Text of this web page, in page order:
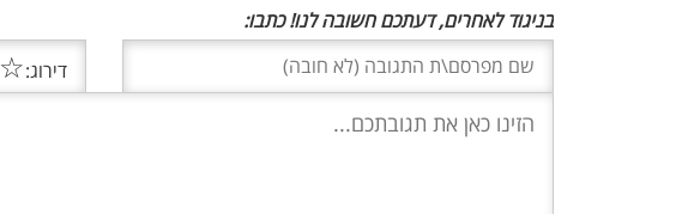
בניגוד לאחרים, דעתכם חשובה לנו! כתבו:
דירוג:☆